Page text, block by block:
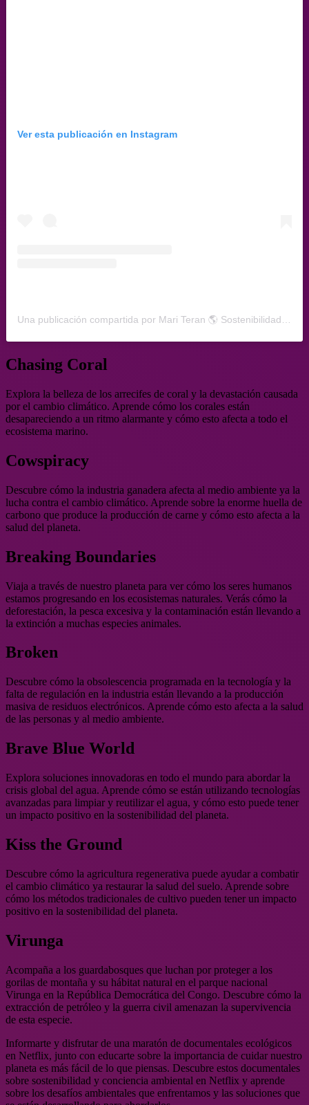
Ver esta publicación en Instagram
Chasing Coral
Explora la belleza de los arrecifes de coral y la devastación causada
por el cambio climático. Aprende cómo los corales están
desapareciendo a un ritmo alarmante y cómo esto afecta a todo el
ecosistema marino.
Cowspiracy
Descubre cómo la industria ganadera afecta al medio ambiente ya la
lucha contra el cambio climático. Aprende sobre la enorme huella de
carbono que produce la producción de carne y cómo esto afecta a la
salud del planeta.
Breaking Boundaries
Viaja a través de nuestro planeta para ver cómo los seres humanos
estamos progresando en los ecosistemas naturales. Verás cómo la
deforestación, la pesca excesiva y la contaminación están llevando a
la extinción a muchas especies animales.
Broken
Descubre cómo la obsolescencia programada en la tecnología y la
falta de regulación en la industria están llevando a la producción
masiva de residuos electrónicos. Aprende cómo esto afecta a la salud
de las personas y al medio ambiente.
Brave Blue World
Explora soluciones innovadoras en todo el mundo para abordar la
crisis global del agua. Aprende cómo se están utilizando tecnologías
avanzadas para limpiar y reutilizar el agua, y cómo esto puede tener
un impacto positivo en la sostenibilidad del planeta.
Kiss the Ground
Descubre cómo la agricultura regenerativa puede ayudar a combatir
el cambio climático ya restaurar la salud del suelo. Aprende sobre
cómo los métodos tradicionales de cultivo pueden tener un impacto
positivo en la sostenibilidad del planeta.
Virunga
Acompaña a los guardabosques que luchan por proteger a los
gorilas de montaña y su hábitat natural en el parque nacional
Virunga en la República Democrática del Congo. Descubre cómo la
extracción de petróleo y la guerra civil amenazan la supervivencia
de esta especie.
Informarte y disfrutar de una maratón de documentales ecológicos
en Netflix, junto con educarte sobre la importancia de cuidar nuestro
planeta es más fácil de lo que piensas. Descubre estos documentales
sobre sostenibilidad y conciencia ambiental en Netflix y aprende
sobre los desafíos ambientales que enfrentamos y las soluciones que